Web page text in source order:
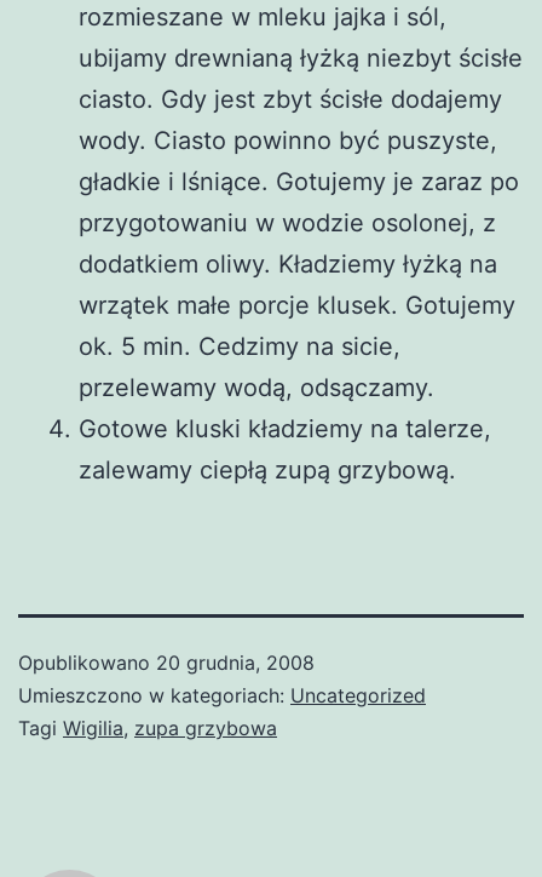
rozmieszane w mleku jajka i sól,
ubijamy drewnianą łyżką niezbyt ścisłe
ciasto. Gdy jest zbyt ścisłe dodajemy
wody. Ciasto powinno być puszyste,
gładkie i lśniące. Gotujemy je zaraz po
przygotowaniu w wodzie osolonej, z
dodatkiem oliwy. Kładziemy łyżką na
wrzątek małe porcje klusek. Gotujemy
ok. 5 min. Cedzimy na sicie,
przelewamy wodą, odsączamy.
Gotowe kluski kładziemy na talerze,
zalewamy ciepłą zupą grzybową.
Opublikowano 20 grudnia, 2008
Umieszczono w kategoriach: Uncategorized
Tagi Wigilia, zupa grzybowa